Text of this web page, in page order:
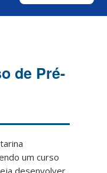
de Pré-
um curso
desenvolver